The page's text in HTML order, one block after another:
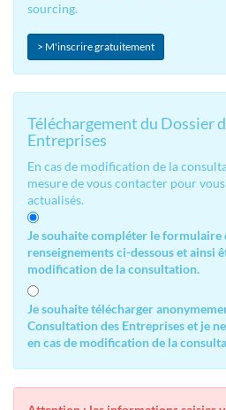
sourcing.
> M'inscrire gratuitement
Téléchargement du Dossier
Entreprises
En cas de modification de la
mesure de vous contacter pour
actualisés.
Je souhaite compléter le formulaire
renseignements ci-dessous et ainsi
modification de la consultation.
Je souhaite télécharger
Consultation des Entreprises et je
en cas de modification de la